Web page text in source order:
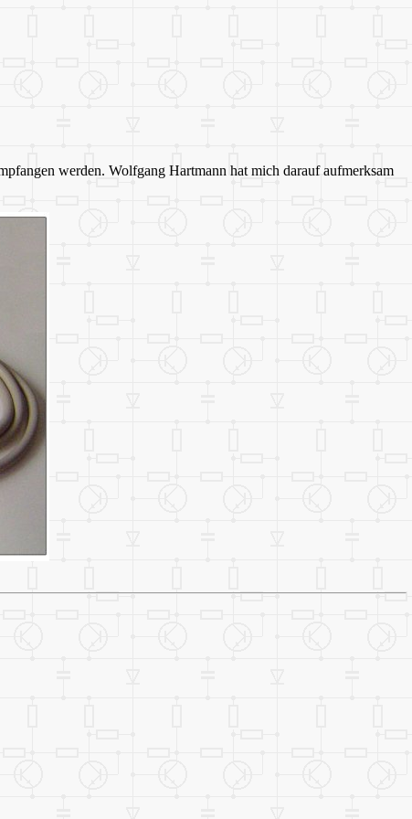
werden. Wolfgang Hartmann hat mich darauf aufmerksam